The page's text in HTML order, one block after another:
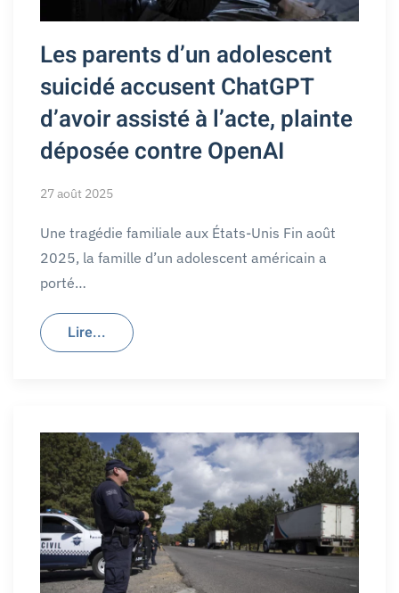
Les parents d’un adolescent
suicidé accusent ChatGPT
d’avoir assisté à l’acte, plainte
déposée contre OpenAI
27 août 2025
Une tragédie familiale aux États-Unis Fin août
2025, la famille d’un adolescent américain a
porté…
Lire...